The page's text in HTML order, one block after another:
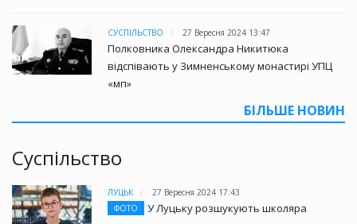
СУСПІЛЬСТВО 27 Вересня 2024 13:47
Полковника Олександра Никитюка
відспівають у Зимненському монастирі УПЦ
«мп»
БІЛЬШЕ НОВИН
Суспільство
ЛУЦЬК
27 Вересня 2024 17:43
ФОТО
У Луцьку розшукують школяра